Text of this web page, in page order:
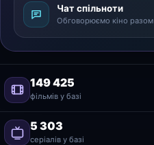
Чат спільноти
Обговорюємо кіно разом
149 425
фільмів у базі
5 303
серіалів у базі